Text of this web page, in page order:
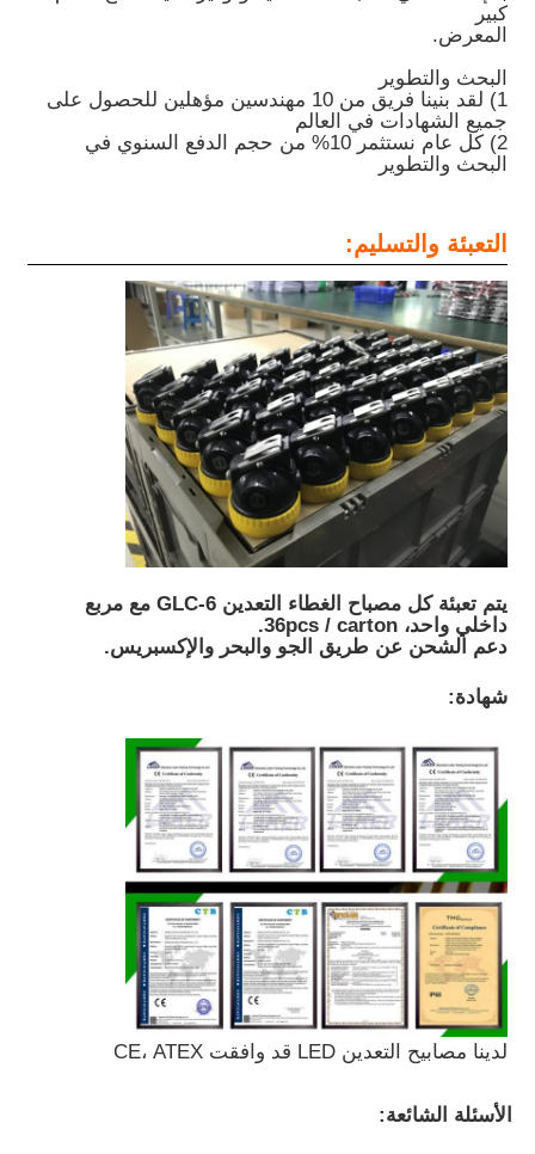
كبير
المعرض.
البحث والتطوير
1) لقد بنينا فريق من 10 مهندسين مؤهلين للحصول على
جميع الشهادات في العالم
2) كل عام نستثمر 10% من حجم الدفع السنوي في
البحث والتطوير
التعبئة والتسليم:
يتم تعبئة كل مصباح الغطاء التعدين GLC-6 مع مربع
داخلي واحد، 36pcs / carton.
دعم الشحن عن طريق الجو والبحر والإكسبريس.
شهادة:
لدينا مصابيح التعدين LED قد وافقت CE، ATEX
الأسئلة الشائعة: